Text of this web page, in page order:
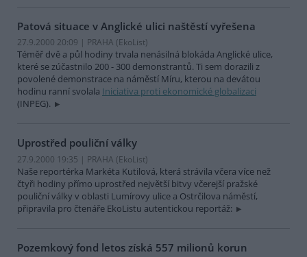
Patová situace v Anglické ulici naštěstí vyřešena
27.9.2000 20:09 | PRAHA (EkoList)
Téměř dvě a půl hodiny trvala nenásilná blokáda Anglické ulice,
které se zúčastnilo 200 - 300 demonstrantů. Ti sem dorazili z
povolené demonstrace na náměstí Míru, kterou na devátou
hodinu ranní svolala Iniciativa proti ekonomické globalizaci
(INPEG).
Uprostřed pouliční války
27.9.2000 19:35 | PRAHA (EkoList)
Naše reportérka Markéta Kutilová, která strávila včera více než
čtyři hodiny přímo uprostřed největší bitvy včerejší pražské
pouliční války v oblasti Lumírovy ulice a Ostrčilova náměstí,
připravila pro čtenáře EkoListu autentickou reportáž:
Pozemkový fond letos získá 557 milionů korun